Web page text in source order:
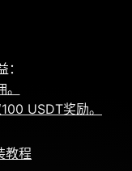
USDT奖励。
教程